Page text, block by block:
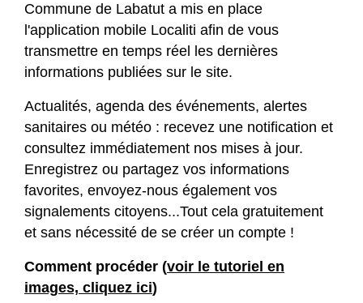
Commune de Labatut a mis en place
l'application mobile Localiti afin de vous
transmettre en temps réel les dernières
informations publiées sur le site.
Actualités, agenda des événements, alertes
sanitaires ou météo : recevez une notification et
consultez immédiatement nos mises à jour.
Enregistrez ou partagez vos informations
favorites, envoyez-nous également vos
signalements citoyens...Tout cela gratuitement
et sans nécessité de se créer un compte !
Comment procéder (voir le tutoriel en
images, cliquez ici)